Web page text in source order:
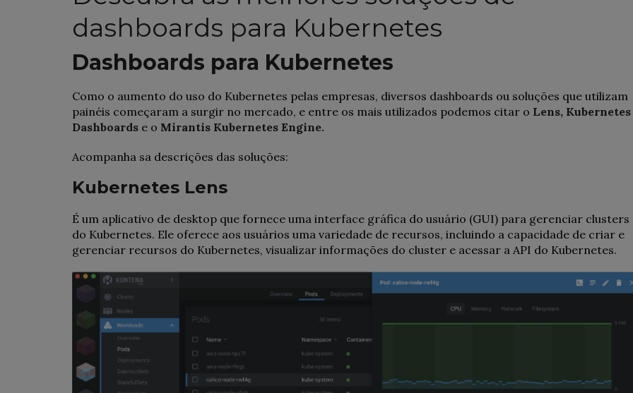
dashboards para Kubernetes
Dashboards para Kubernetes
Como o aumento do uso do Kubernetes pelas empresas, diversos dashboards ou soluções que utilizam
painéis começaram a surgir no mercado, e entre os mais utilizados podemos citar o Lens, Kubernetes
Dashboards e o Mirantis Kubernetes Engine.
Acompanha sa descrições das soluções:
Kubernetes Lens
É um aplicativo de desktop que fornece uma interface gráfica do usuário (GUI) para gerenciar clusters
do Kubernetes. Ele oferece aos usuários uma variedade de recursos, incluindo a capacidade de criar e
gerenciar recursos do Kubernetes, visualizar informações do cluster e acessar a API do Kubernetes.